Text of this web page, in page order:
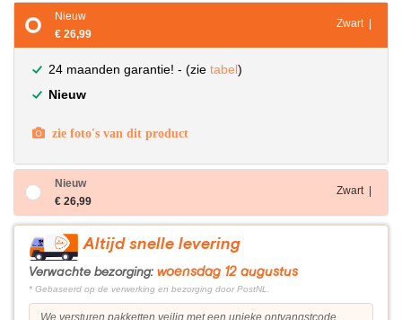
Nieuw
€ 26,99
Zwart |
24 maanden garantie! - (zie tabel)
Nieuw
zie foto's van dit product
Nieuw
€ 26,99
Zwart |
Altijd snelle levering
Verwachte bezorging: woensdag 12 augustus
* Gebaseerd op de verwerking en bezorging door PostNL.
We versturen pakketten veilig met een unieke ontvangstcode,